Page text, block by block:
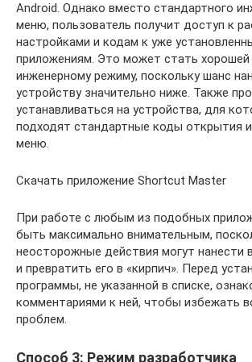
Android. Однако вместо стандартного
меню, пользователь получит доступ к
настройками и кодам к уже
приложениям. Это может стать хорошей
инженерному режиму, поскольку шанс
устройству значительно ниже. Также
устанавливаться на устройства, для
подходят стандартные коды открытия
меню.
Скачать приложение Shortcut Master
При работе с любым из подобных
быть максимально внимательным,
неосторожные действия могут нанести
и превратить его в «кирпич». Перед
программы, не указанной в списке,
комментариями к ней, чтобы избежать
проблем.
Способ 3: Режим разработчика